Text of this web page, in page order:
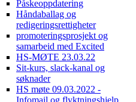
Påskeoppdatering
Håndaballag og
redigeringsrettigheter
promoteringsprosjekt og
samarbeid med Excited
HS-MØTE 23.03.22
Sit-kurs, slack-kanal og
søknader
HS møte 09.03.2022 -
Infomail og flyktningshjelp